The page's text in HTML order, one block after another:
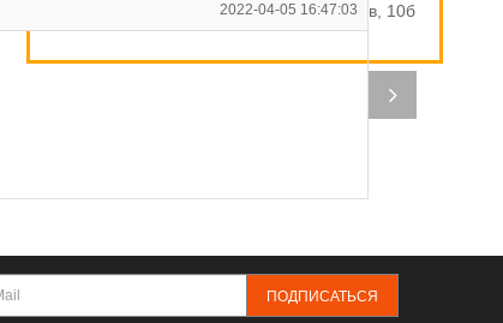
2022-04-05 16:47:03
ул. Индустриальная / Стахановцев, 10б
ПОДПИСАТЬСЯ